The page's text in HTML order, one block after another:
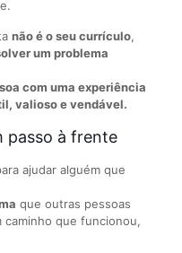
não é o seu currículo,
um problema
com uma experiência
valioso e vendável.
passo à frente
ajudar alguém que
que outras pessoas
que funcionou,